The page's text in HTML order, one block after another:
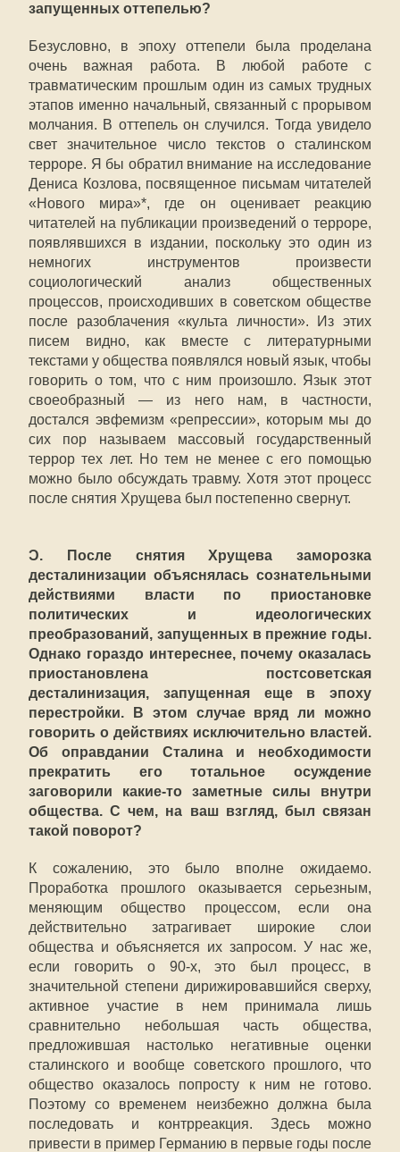
запущенных оттепелью?
Безусловно, в эпоху оттепели была проделана
очень важная работа. В любой работе с
травматическим прошлым один из самых трудных
этапов именно начальный, связанный с прорывом
молчания. В оттепель он случился. Тогда увидело
свет значительное число текстов о сталинском
терроре. Я бы обратил внимание на исследование
Дениса Козлова, посвященное письмам читателей
«Нового мира»*, где он оценивает реакцию
читателей на публикации произведений о терроре,
появлявшихся в издании, поскольку это один из
немногих инструментов произвести
социологический анализ общественных
процессов, происходивших в советском обществе
после разоблачения «культа личности». Из этих
писем видно, как вместе с литературными
текстами у общества появлялся новый язык, чтобы
говорить о том, что с ним произошло. Язык этот
своеобразный — из него нам, в частности,
достался эвфемизм «репрессии», которым мы до
сих пор называем массовый государственный
террор тех лет. Но тем не менее с его помощью
можно было обсуждать травму. Хотя этот процесс
после снятия Хрущева был постепенно свернут.
Ɔ. После снятия Хрущева заморозка
десталинизации объяснялась сознательными
действиями власти по приостановке
политических и идеологических
преобразований, запущенных в прежние годы.
Однако гораздо интереснее, почему оказалась
приостановлена постсоветская
десталинизация, запущенная еще в эпоху
перестройки. В этом случае вряд ли можно
говорить о действиях исключительно властей.
Об оправдании Сталина и необходимости
прекратить его тотальное осуждение
заговорили какие-то заметные силы внутри
общества. С чем, на ваш взгляд, был связан
такой поворот?
К сожалению, это было вполне ожидаемо.
Проработка прошлого оказывается серьезным,
меняющим общество процессом, если она
действительно затрагивает широкие слои
общества и объясняется их запросом. У нас же,
если говорить о 90-х, это был процесс, в
значительной степени дирижировавшийся сверху,
активное участие в нем принимала лишь
сравнительно небольшая часть общества,
предложившая настолько негативные оценки
сталинского и вообще советского прошлого, что
общество оказалось попросту к ним не готово.
Поэтому со временем неизбежно должна была
последовать и контрреакция. Здесь можно
привести в пример Германию в первые годы после